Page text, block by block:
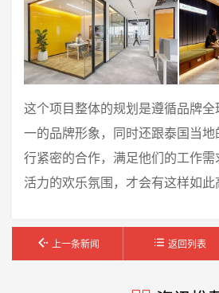
这个项目整体的规划是遵循品牌
一的品牌形象，同时还跟泰国当
行紧密的合作，满足他们的工作
活力的欢乐氛围，才会有这样如此
上一条新闻 返回列表